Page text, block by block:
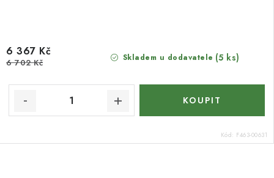
Skladem u dodavatele (5 ks)
6 367 Kč
6 702 Kč
Kód: F463-00631